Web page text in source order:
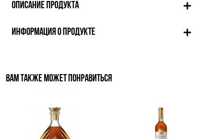
ОПИСАНИЕ ПРОДУКТА
ИНФОРМАЦИЯ О ПРОДУКТЕ
ВАМ ТАКЖЕ МОЖЕТ ПОНРАВИТЬСЯ